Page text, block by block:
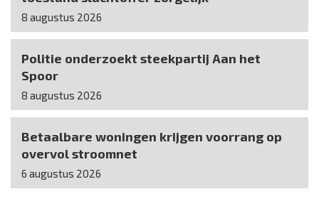
8 augustus 2026
Politie onderzoekt steekpartij Aan het
Spoor
8 augustus 2026
Betaalbare woningen krijgen voorrang op
overvol stroomnet
6 augustus 2026